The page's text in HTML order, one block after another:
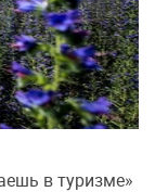
в туризме»